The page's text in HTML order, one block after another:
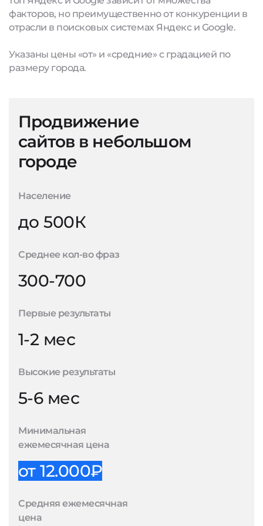
факторов, но преимущественно от конкуренции в
отрасли в поисковых системах Яндекс и Google.
Указаны цены «от» и «средние» с градацией по
размеру города.
Продвижение
сайтов в небольшом
городе
Население
до 500К
Среднее кол-во фраз
300-700
Первые результаты
1-2 мес
Высокие результаты
5-6 мес
Минимальная
ежемесячная цена
от 12.000₽
Средняя ежемесячная
цена